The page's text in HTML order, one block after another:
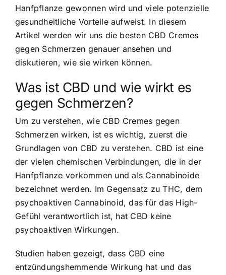
Hanfpflanze gewonnen wird und viele potenzielle
gesundheitliche Vorteile aufweist. In diesem
Artikel werden wir uns die besten CBD Cremes
gegen Schmerzen genauer ansehen und
diskutieren, wie sie wirken können.
Was ist CBD und wie wirkt es
gegen Schmerzen?
Um zu verstehen, wie CBD Cremes gegen
Schmerzen wirken, ist es wichtig, zuerst die
Grundlagen von CBD zu verstehen. CBD ist eine
der vielen chemischen Verbindungen, die in der
Hanfpflanze vorkommen und als Cannabinoide
bezeichnet werden. Im Gegensatz zu THC, dem
psychoaktiven Cannabinoid, das für das High-
Gefühl verantwortlich ist, hat CBD keine
psychoaktiven Wirkungen.
Studien haben gezeigt, dass CBD eine
entzündungshemmende Wirkung hat und das